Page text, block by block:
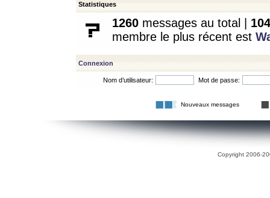
Statistiques
1260 messages au total | 104
membre le plus récent est
Connexion
Nom d’utilisateur: Mot de passe:
Nouveaux messages
Copyright 2006-